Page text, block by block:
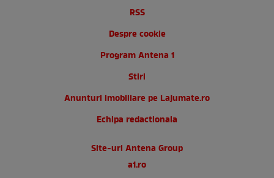
RSS
Despre cookie
Program Antena 1
Stiri
Anunturi imobiliare pe Lajumate.ro
Echipa redactionala
Site-uri Antena Group
a1.ro